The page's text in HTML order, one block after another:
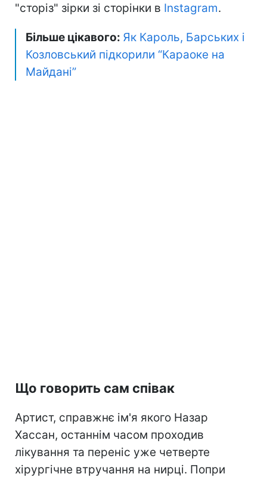
"сторіз" зірки зі сторінки в Instagram.
Більше цікавого: Як Кароль, Барських і
Козловський підкорили “Караоке на
Майдані”
Що говорить сам співак
Артист, справжнє ім'я якого Назар
Хассан, останнім часом проходив
лікування та переніс уже четверте
хірургічне втручання на нирці. Попри